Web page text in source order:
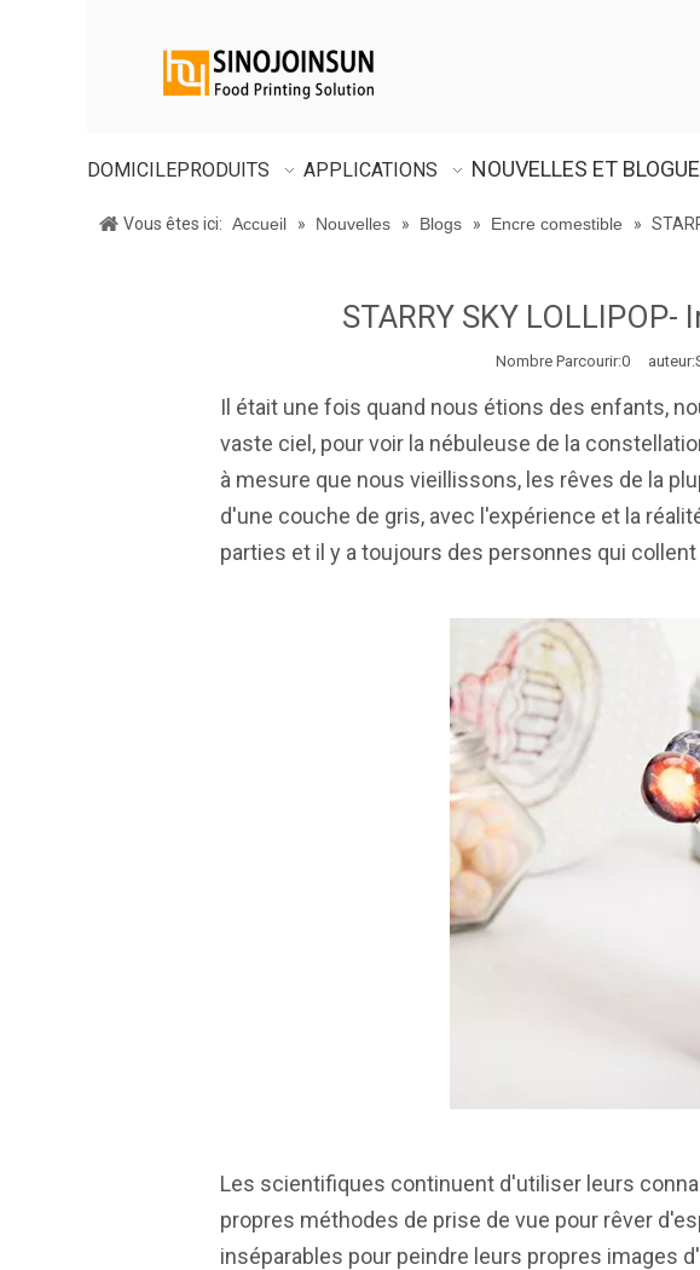
DOMICILEPRODUITS APPLICATIONS NOUVELLES ET
Vous êtes ici: Accueil » Nouvelles » Blogs » Encre comestible »
STARRY SKY
Nombre Parcourir:0
Il était une fois quand nous étions des enfants,
vaste ciel, pour voir la nébuleuse de la
à mesure que nous vieillissons, les rêves de la
d'une couche de gris, avec l'expérience et la
parties et il y a toujours des personnes qui
Les scientifiques continuent d'utiliser leurs
propres méthodes de prise de vue pour rêver
inséparables pour peindre leurs propres images